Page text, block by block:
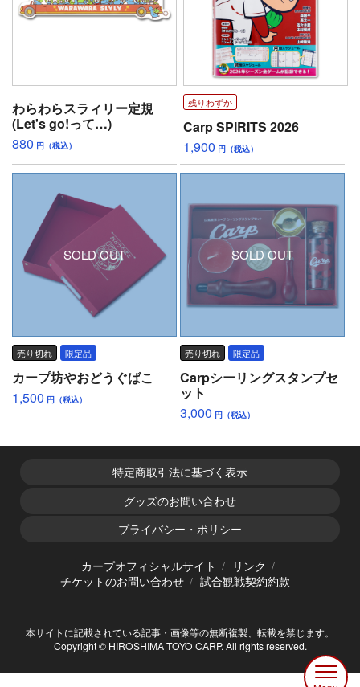
わらわらスラィリー定規
(Let's go!って…)
880 円（税込）
残りわずか
Carp SPIRITS 2026
1,900 円（税込）
SOLD OUT
売り切れ 限定品
カープ坊やおどうぐばこ
1,500 円（税込）
SOLD OUT
売り切れ 限定品
Carpシーリングスタンプセ
ット
3,000 円（税込）
特定商取引法に基づく表示
グッズのお問い合わせ
プライバシー・ポリシー
カープオフィシャルサイト
リンク
チケットのお問い合わせ
試合観戦契約約款
本サイトに記載されている記事・画像等の無断複製、転載を禁じます。
Copyright © HIROSHIMA TOYO CARP. All rights reserved.